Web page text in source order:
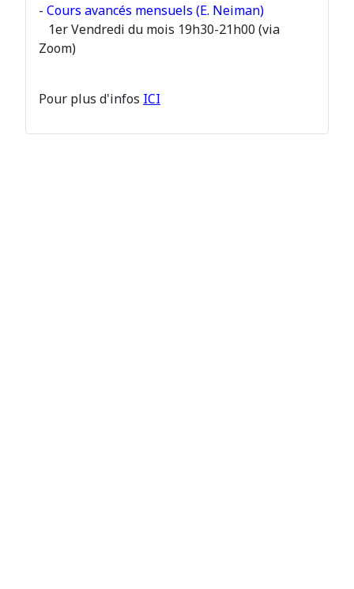
- Cours avancés mensuels (E. Neiman)
1er Vendredi du mois 19h30-21h00 (via
Zoom)
Pour plus d'infos ICI